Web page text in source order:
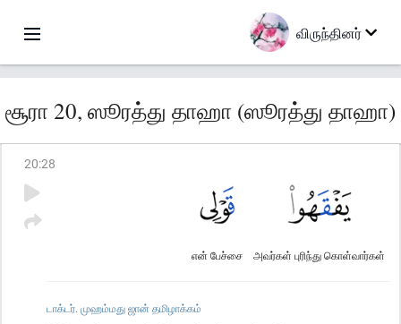
விருந்தினர்
சூரா 20, ஸூரத்து தாஹா (ஸூரத்து தாஹா)
20:28
அவர்கள் புரிந்து கொள்வார்கள்
என் பேச்சை
டாக்டர். முஹம்மது ஜான் தமிழாக்கம்